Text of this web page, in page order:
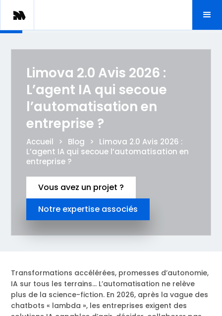
Limova 2.0 Avis 2026 :
L’agent IA qui secoue
l’automatisation en
entreprise ?
Accueil > Blog >
Limova 2.0 Avis 2026 :
L’agent IA qui secoue l’automatisation en
entreprise ?
Vous avez un projet ?
Notre expertise associés
Transformations accélérées, promesses d’autonomie,
IA sur tous les terrains… L’automatisation ne relève
plus de la science-fiction. En 2026, après la vague des
chatbots « lambda », les entreprises exigent des